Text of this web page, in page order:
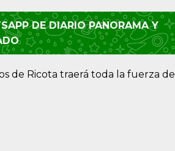
DE DIARIO PANORAMA Y
de Ricota traerá toda la fuerza de